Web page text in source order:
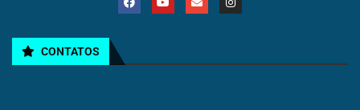
CONTATOS